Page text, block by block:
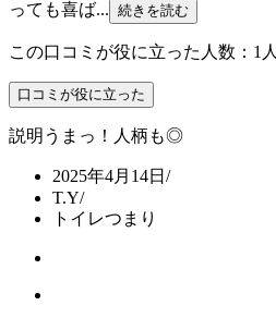
っても喜ば... 続きを読む
この口コミが役に立った人数：1人
口コミが役に立った
説明うまっ！人柄も◎
2025年4月14日 /
T.Y/
トイレつまり